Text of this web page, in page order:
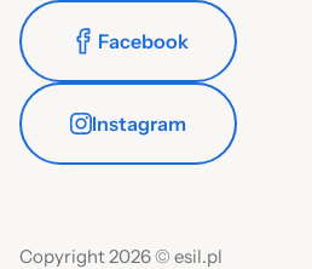
Facebook
Instagram
Copyright 2026 © esil.pl